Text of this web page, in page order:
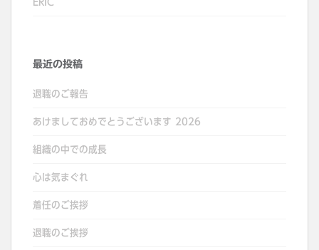
ERIC
最近の投稿
退職のご報告
あけましておめでとうございます 2026
組織の中での成長
心は気まぐれ
着任のご挨拶
退職のご挨拶